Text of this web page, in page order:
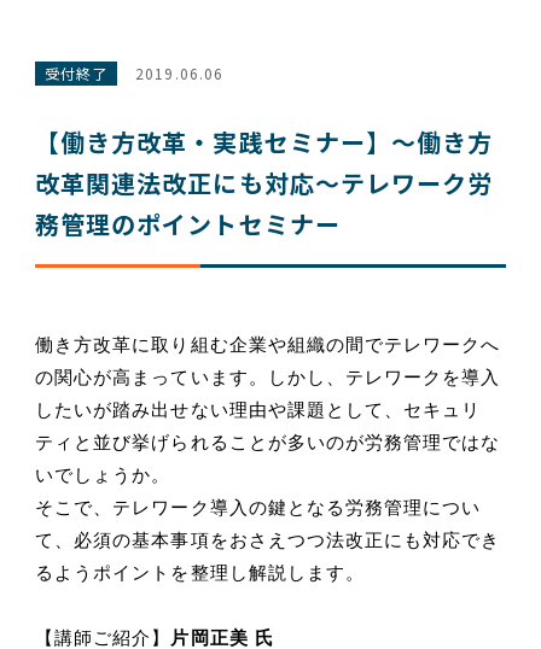
受付終了 2019.06.06
【働き方改革・実践セミナー】～働き方
改革関連法改正にも対応～テレワーク労
務管理のポイントセミナー
働き方改革に取り組む企業や組織の間でテレワークへ
の関心が高まっています。しかし、テレワークを導入
したいが踏み出せない理由や課題として、セキュリ
ティと並び挙げられることが多いのが労務管理ではな
いでしょうか。
そこで、テレワーク導入の鍵となる労務管理につい
て、必須の基本事項をおさえつつ法改正にも対応でき
るようポイントを整理し解説します。
【講師ご紹介】 片岡正美 氏